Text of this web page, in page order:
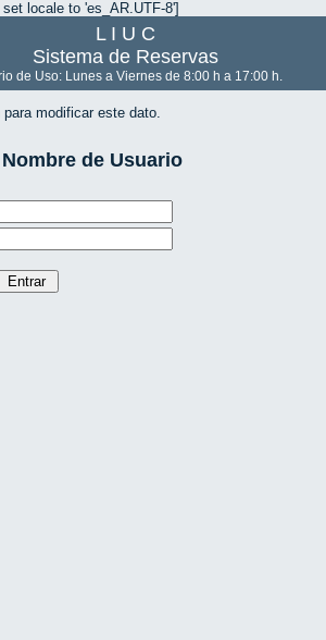
locale to 'es_AR.UTF-8']
L I U C
Sistema de Reservas
de Uso: Lunes a Viernes de 8:00 h a 17:00 h.
modificar este dato.
de Usuario